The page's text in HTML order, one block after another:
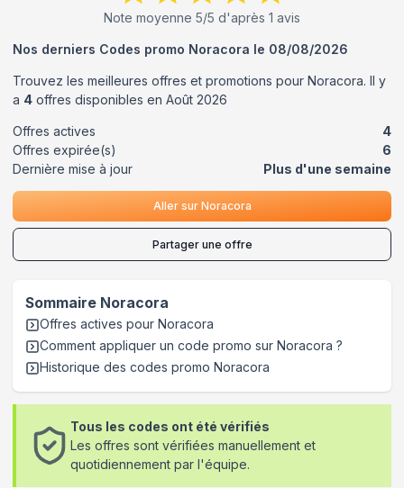
Note moyenne 5/5 d'après 1 avis
Nos derniers Codes promo Noracora le 08/08/2026
Trouvez les meilleures offres et promotions pour Noracora. Il y
a 4 offres disponibles en Août 2026
Offres actives
4
Offres expirée(s)
6
Dernière mise à jour
Plus d'une semaine
Aller sur Noracora
Partager une offre
Sommaire Noracora
Offres actives pour Noracora
Comment appliquer un code promo sur Noracora ?
Historique des codes promo Noracora
Tous les codes ont été vérifiés
Les offres sont vérifiées manuellement et
quotidiennement par l'équipe.